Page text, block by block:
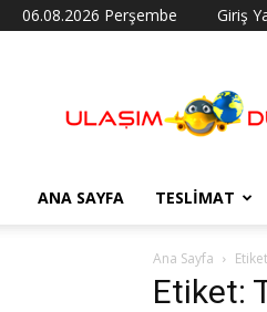
06.08.2026 Perşembe Giriş
Dünyası
ANA SAYFA TESLIMAT
Ana Sayfa
Etiket: